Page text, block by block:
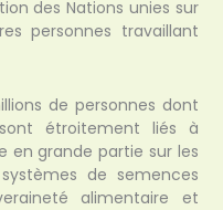
des Nations unies sur
personnes travaillant
de personnes dont
étroitement liés à
en grande partie sur les
de semences
alimentaire et